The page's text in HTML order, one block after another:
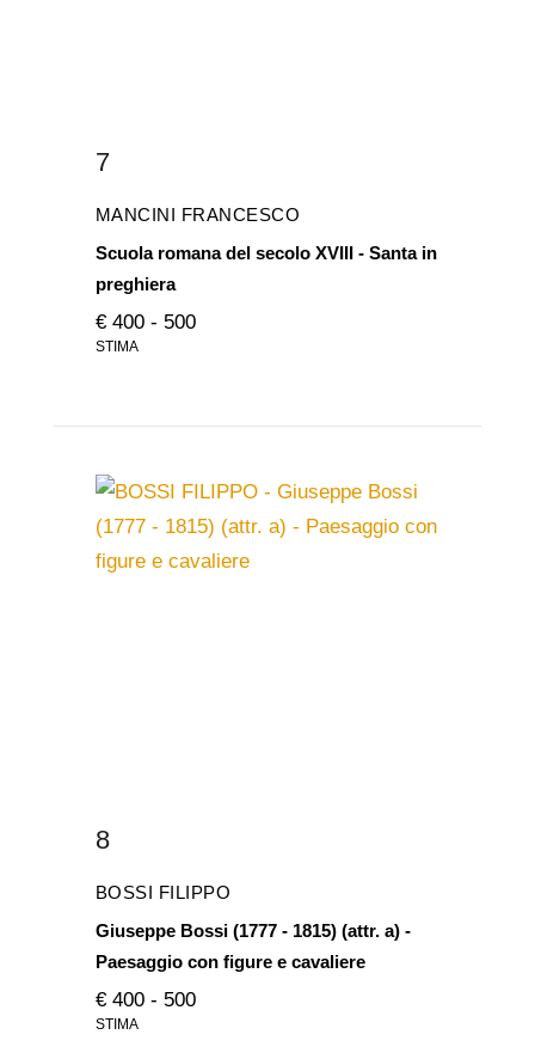
7
MANCINI FRANCESCO
Scuola romana del secolo XVIII - Santa in
preghiera
€ 400 - 500
STIMA
8
BOSSI FILIPPO
Giuseppe Bossi (1777 - 1815) (attr. a) -
Paesaggio con figure e cavaliere
€ 400 - 500
STIMA